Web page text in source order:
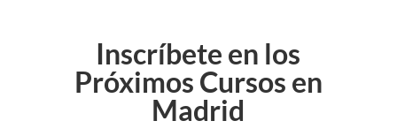
Inscríbete en los
Próximos Cursos en
Madrid